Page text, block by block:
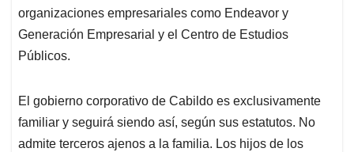
organizaciones empresariales como Endeavor y
Generación Empresarial y el Centro de Estudios
Públicos.
El gobierno corporativo de Cabildo es exclusivamente
familiar y seguirá siendo así, según sus estatutos. No
admite terceros ajenos a la familia. Los hijos de los